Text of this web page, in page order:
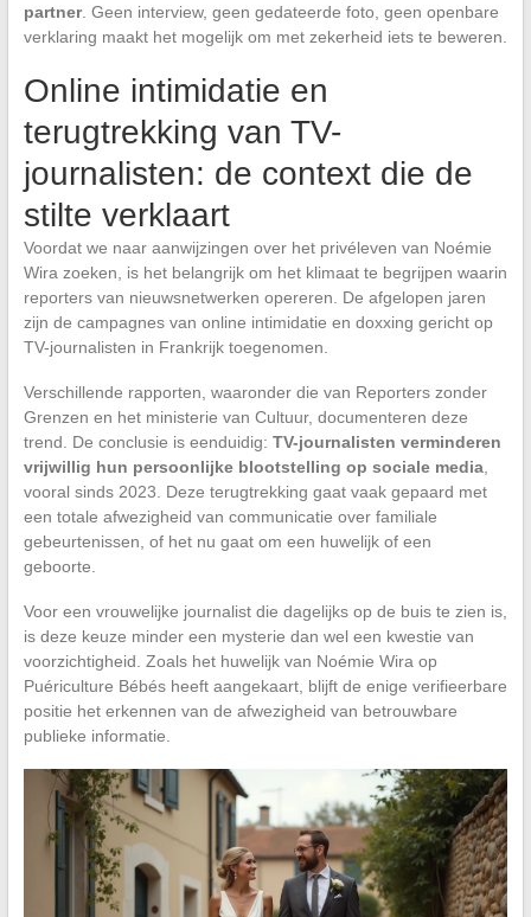
partner. Geen interview, geen gedateerde foto, geen openbare
verklaring maakt het mogelijk om met zekerheid iets te beweren.
Online intimidatie en
terugtrekking van TV-
journalisten: de context die de
stilte verklaart
Voordat we naar aanwijzingen over het privéleven van Noémie
Wira zoeken, is het belangrijk om het klimaat te begrijpen waarin
reporters van nieuwsnetwerken opereren. De afgelopen jaren
zijn de campagnes van online intimidatie en doxxing gericht op
TV-journalisten in Frankrijk toegenomen.
Verschillende rapporten, waaronder die van Reporters zonder
Grenzen en het ministerie van Cultuur, documenteren deze
trend. De conclusie is eenduidig: TV-journalisten verminderen
vrijwillig hun persoonlijke blootstelling op sociale media,
vooral sinds 2023. Deze terugtrekking gaat vaak gepaard met
een totale afwezigheid van communicatie over familiale
gebeurtenissen, of het nu gaat om een huwelijk of een
geboorte.
Voor een vrouwelijke journalist die dagelijks op de buis te zien is,
is deze keuze minder een mysterie dan wel een kwestie van
voorzichtigheid. Zoals het huwelijk van Noémie Wira op
Puériculture Bébés heeft aangekaart, blijft de enige verifieerbare
positie het erkennen van de afwezigheid van betrouwbare
publieke informatie.